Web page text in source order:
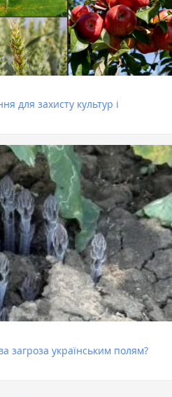
для захисту культур і
загроза українським полям?